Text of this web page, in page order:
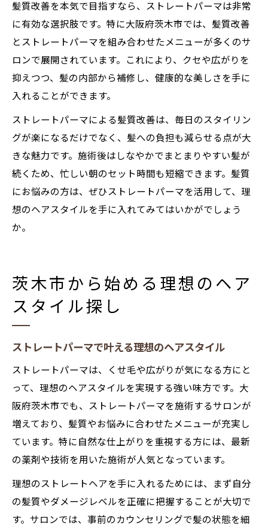
髪質改善を本気で目指すなら、ストレートパーマは非常
に有効な選択肢です。特に大阪府茨木市では、髪質改善
とストレートパーマを組み合わせたメニューが多くのサ
ロンで展開されています。これにより、クセや広がりを
抑えつつ、髪の内部から補修し、健康的な美しさを手に
入れることができます。
ストレートパーマによる髪質改善は、毎日のスタイリン
グが楽になるだけでなく、髪への負担も減らせる点が大
きな魅力です。施術後はしなやかでまとまりやすい髪が
続くため、忙しい朝のセット時間も短縮できます。髪質
にお悩みの方は、ぜひストレートパーマを活用して、理
想のヘアスタイルを手に入れてみてはいかがでしょう
か。
茨木市から始める理想のヘア
スタイル探し
ストレートパーマで叶える理想のヘアスタイル
ストレートパーマは、くせ毛や広がりが気になる方にと
って、理想のヘアスタイルを実現する強い味方です。大
阪府茨木市でも、ストレートパーマを施術するサロンが
増えており、髪質やお悩みに合わせたメニューが充実し
ています。特に自然な仕上がりを重視する方には、最新
の薬剤や技術を用いた施術が人気となっています。
理想のストレートヘアを手に入れるためには、まず自分
の髪質やダメージレベルを正確に把握することが大切で
す。サロンでは、事前のカウンセリングで髪の状態を細